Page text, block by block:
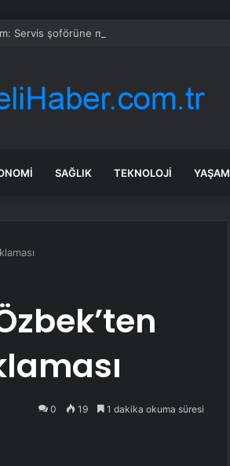
Servis şoförüne midibüs çarptı
SAĞLIK TEKNOLOJI YAŞAM
0 19 1 dakika okuma süresi